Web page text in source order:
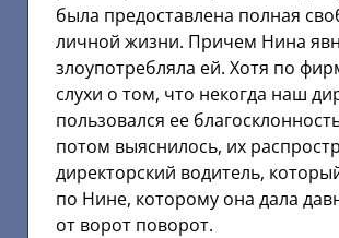
была предоставлена полная
личной жизни. Причем Нина
злоупотребляла ей. Хотя по
слухи о том, что некогда наш
пользовался ее
потом выяснилось, их
директорский водитель,
по Нине, которому она дала
от ворот поворот.